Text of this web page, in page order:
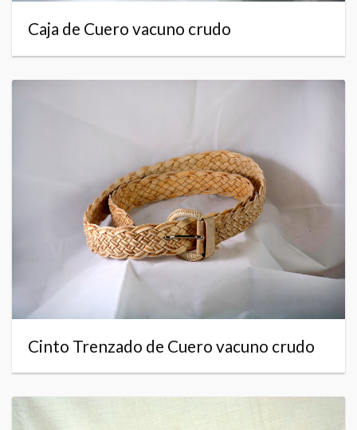
Caja de Cuero vacuno crudo
Cinto Trenzado de Cuero vacuno crudo